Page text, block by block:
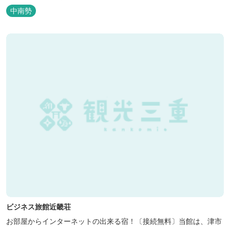
中南勢
ビジネス旅館近畿荘
お部屋からインターネットの出来る宿！〔接続無料〕当館は、津市